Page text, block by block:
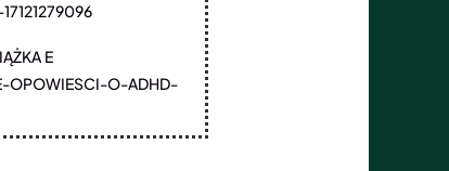
E
OPOWIESCI-O-ADHD-